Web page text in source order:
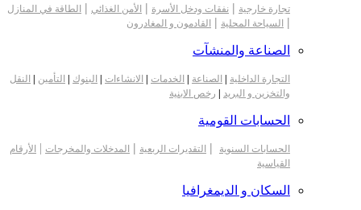
تجارة خارجية | نفقات ودخل الأسرة | الأمن الغذائي | الطاقة في المنازل
| السياحة المحلية | القادمون و المغادرون
الصناعة والمنشآت
التجارة الداخلية الصناعة الخدمات الانشاءات البنوك التأمين
النقل
والتخزين و البريد
رخص الابنية
الحسابات القومية
الحسابات السنوية | التقديرات الربعية | المدخلات والمخرجات |
الأرقام
القياسية
السكان و الديمغرافيا